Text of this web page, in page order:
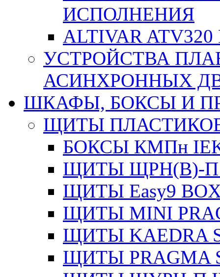
ИСПОЛНЕНИЯ
ALTIVAR
УСТРОЙСТВА
АСИНХРОННЫХ
ШКАФЫ, БОКСЫ И
ЩИТЫ
БОКСЫ КМПн
ЩИТЫ ЩРН(В)-П
ЩИТЫ Easy9 BOX
ЩИТЫ MINI
ЩИТЫ KAEDRA
ЩИТЫ PRAGMA